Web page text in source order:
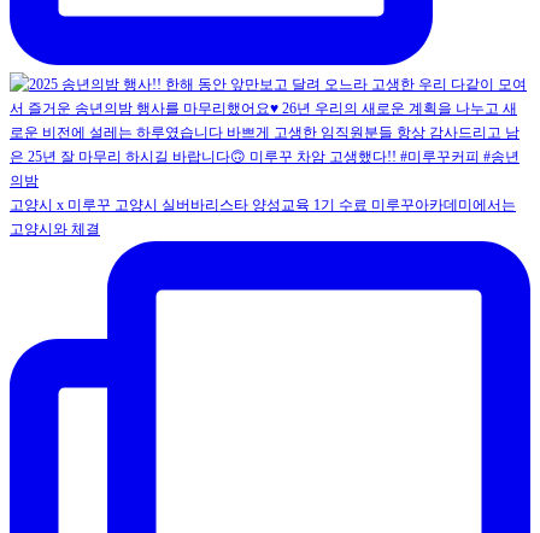
고양시 x 미루꾸 고양시 실버바리스타 양성교육 1기 수료 미루꾸아카데미에서는
고양시와 체결